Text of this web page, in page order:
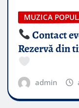
MUZICA
Contact
Rezervă din
admin